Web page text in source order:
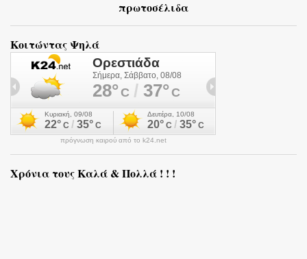
πρωτοσέλιδα
Κοιτώντας Ψηλά
πρόγνωση καιρού από το k24.net
Χρόνια τους Καλά & Πολλά ! ! !